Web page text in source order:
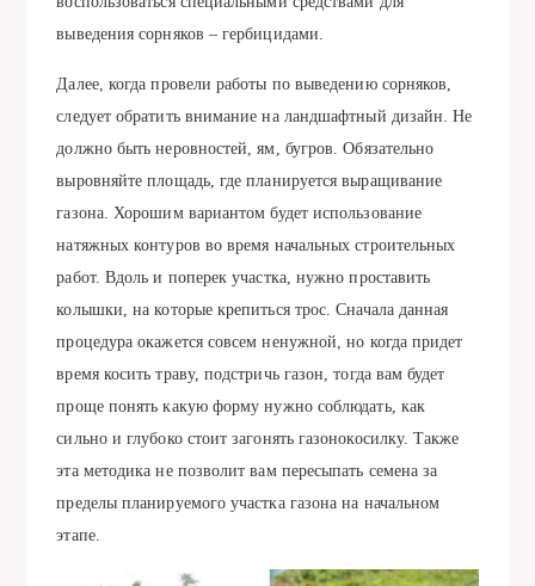
выведения сорняков – гербицидами.
Далее, когда провели работы по выведению сорняков,
следует обратить внимание на ландшафтный дизайн. Не
должно быть неровностей, ям, бугров. Обязательно
выровняйте площадь, где планируется выращивание
газона. Хорошим вариантом будет использование
натяжных контуров во время начальных строительных
работ. Вдоль и поперек участка, нужно проставить
колышки, на которые крепиться трос. Сначала данная
процедура окажется совсем ненужной, но когда придет
время косить траву, подстричь газон, тогда вам будет
проще понять какую форму нужно соблюдать, как
сильно и глубоко стоит загонять газонокосилку. Также
эта методика не позволит вам пересыпать семена за
пределы планируемого участка газона на начальном
этапе.